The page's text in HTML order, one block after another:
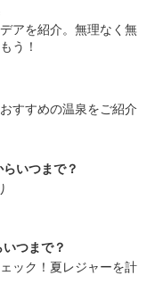
アを紹介。無理なく無
う！
すすめの温泉をご紹介
いつまで？
つまで？
ック！夏レジャーを計